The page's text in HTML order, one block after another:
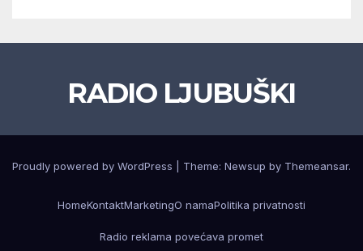
RADIO LJUBUŠKI
Proudly powered by WordPress Theme: Newsup by Themeansar.
HomeKontaktMarketingO namaPolitika privatnosti
Radio reklama povećava promet